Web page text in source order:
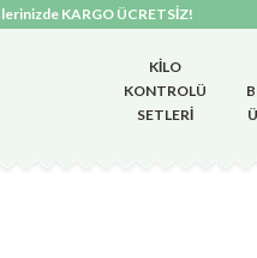
KARGO ÜCRETSİZ!
KILO
KONTROLÜ
SETLERI